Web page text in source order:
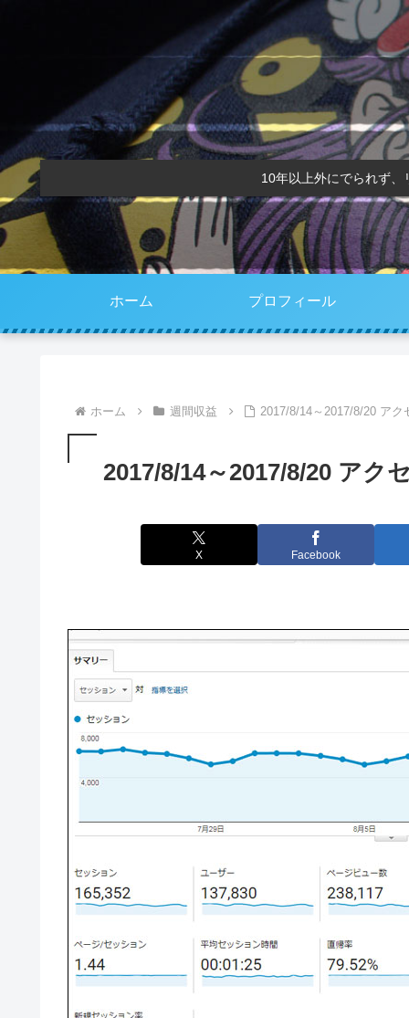
10年以上外にでられず
ホーム プロフィール
ホーム 週間収益 2017/8/14～2017/8/20 アク
2017/8/14～2017/8/20 アク
X Facebook